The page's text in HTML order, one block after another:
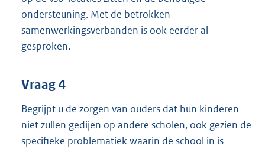
ondersteuning. Met de betrokken
samenwerkingsverbanden is ook eerder al
gesproken.
Vraag 4
Begrijpt u de zorgen van ouders dat hun kinderen
niet zullen gedijen op andere scholen, ook gezien de
specifieke problematiek waarin de school in is